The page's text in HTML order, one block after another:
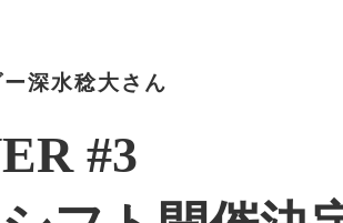
深水稔大さん
#3